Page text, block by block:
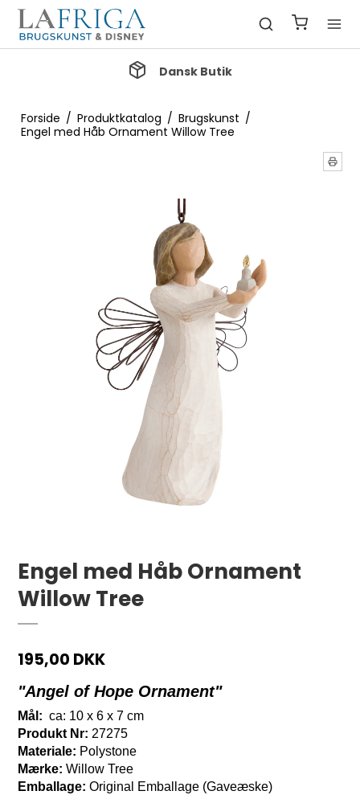
Gratis Fragt ved køb
Forside / Produktkatalog / Brugskunst /
Engel med Håb Ornament Willow Tree
Engel med Håb Ornament
Willow Tree
195,00 DKK
"Angel of Hope Ornament"
Mål: ca: 10 x 6 x 7 cm
Produkt Nr: 27275
Materiale: Polystone
Mærke: Willow Tree
Emballage: Original Emballage (Gaveæske)